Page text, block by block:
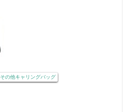
その他キャリングバッグ